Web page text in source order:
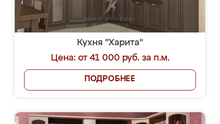
Кухня "Харита"
Цена: от 41 000 руб. за п.м.
ПОДРОБНЕЕ